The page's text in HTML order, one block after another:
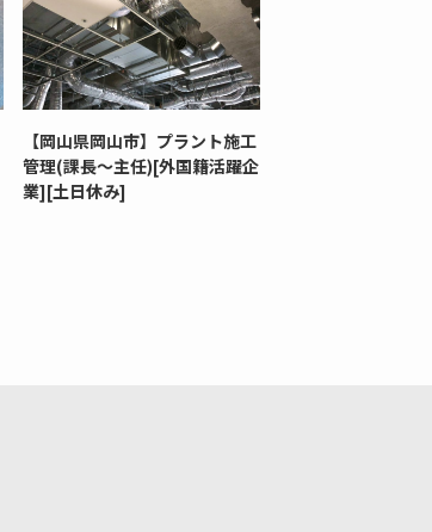
【岡山県岡山市】プラント施工
管理(課長～主任)[外国籍活躍企
業][土日休み]